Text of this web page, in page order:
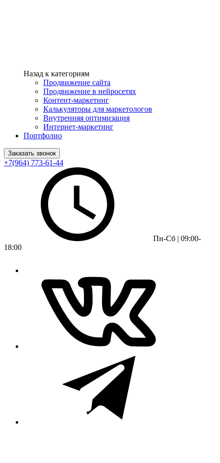
Назад к категориям
Продвижение сайта
Продвижение в нейросетях
Контент-маркетинг
Калькуляторы для маркетологов
Внутренняя оптимизация
Интернет-маркетинг
Портфолио
Заказать звонок
+7(964) 773-61-44
Пн-Сб | 09:00-
18:00